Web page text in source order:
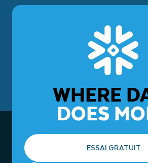
WHERE
DOES
ESSAI GRATUIT